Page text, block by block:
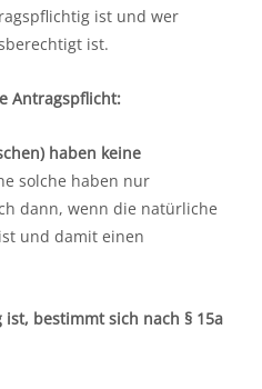
ist und wer
ist.
Antragspflicht:
haben keine
solche haben nur
dann, wenn die natürliche
und damit einen
bestimmt sich nach § 15a